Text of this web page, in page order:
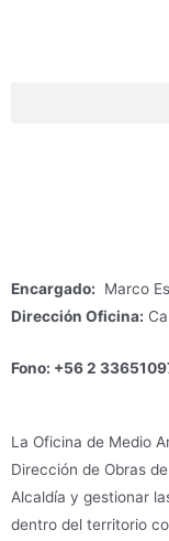
Encargado: Marco
Dirección Oficina:
Fono: +56 2
La Oficina de Medio
Dirección de Obras
Alcaldía y gestionar
dentro del territorio